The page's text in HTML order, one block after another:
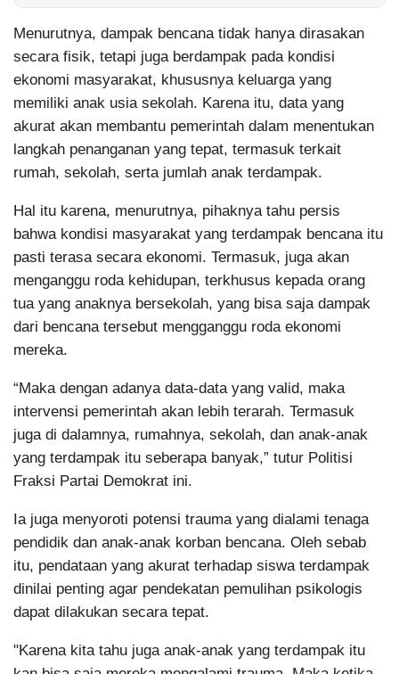
Menurutnya, dampak bencana tidak hanya dirasakan
secara fisik, tetapi juga berdampak pada kondisi
ekonomi masyarakat, khususnya keluarga yang
memiliki anak usia sekolah. Karena itu, data yang
akurat akan membantu pemerintah dalam menentukan
langkah penanganan yang tepat, termasuk terkait
rumah, sekolah, serta jumlah anak terdampak.
Hal itu karena, menurutnya, pihaknya tahu persis
bahwa kondisi masyarakat yang terdampak bencana itu
pasti terasa secara ekonomi. Termasuk, juga akan
menganggu roda kehidupan, terkhusus kepada orang
tua yang anaknya bersekolah, yang bisa saja dampak
dari bencana tersebut mengganggu roda ekonomi
mereka.
“Maka dengan adanya data-data yang valid, maka
intervensi pemerintah akan lebih terarah. Termasuk
juga di dalamnya, rumahnya, sekolah, dan anak-anak
yang terdampak itu seberapa banyak,” tutur Politisi
Fraksi Partai Demokrat ini.
Ia juga menyoroti potensi trauma yang dialami tenaga
pendidik dan anak-anak korban bencana. Oleh sebab
itu, pendataan yang akurat terhadap siswa terdampak
dinilai penting agar pendekatan pemulihan psikologis
dapat dilakukan secara tepat.
"Karena kita tahu juga anak-anak yang terdampak itu